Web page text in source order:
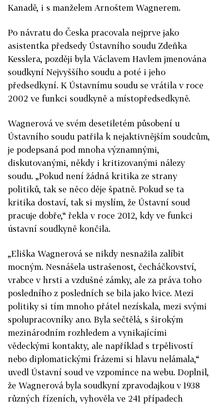
Kanadě, i s manželem Arnoštem Wagnerem.
Po návratu do Česka pracovala nejprve jako
asistentka předsedy Ústavního soudu Zdeňka
Kesslera, později byla Václavem Havlem jmenována
soudkyní Nejvyššího soudu a poté i jeho
předsedkyní. K Ústavnímu soudu se vrátila v roce
2002 ve funkci soudkyně a místopředsedkyně.
Wagnerová ve svém desetiletém působení u
Ústavního soudu patřila k nejaktivnějším soudcům,
je podepsaná pod mnoha významnými,
diskutovanými, někdy i kritizovanými nálezy
soudu. „Pokud není žádná kritika ze strany
politiků, tak se něco děje špatně. Pokud se ta
kritika dostaví, tak si myslím, že Ústavní soud
pracuje dobře,“ řekla v roce 2012, kdy ve funkci
ústavní soudkyně končila.
„Eliška Wagnerová se nikdy nesnažila zalíbit
mocným. Nesnášela ustrašenost, čecháčkovství,
vrabce v hrsti a vzdušné zámky, ale za práva toho
posledního z posledních se bila jako lvice. Mezi
politiky si tím mnoho přátel nezískala, mezi svými
spolupracovníky ano. Byla sečtělá, s širokým
mezinárodním rozhledem a vynikajícími
vědeckými kontakty, ale například s trpělivostí
nebo diplomatickými frázemi si hlavu nelámala,“
uvedl Ústavní soud ve vzpomínce na webu. Doplnil,
že Wagnerová byla soudkyní zpravodajkou v 1938
různých řízeních, vyhověla ve 241 případech